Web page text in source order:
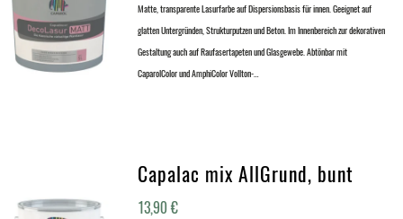
Matte, transparente Lasurfarbe auf Dispersionsbasis für innen. Geeignet auf
glatten Untergründen, Strukturputzen und Beton. Im Innenbereich zur dekorativen
Gestaltung auch auf Raufasertapeten und Glasgewebe. Abtönbar mit
CaparolColor und AmphiColor Vollton-…
Capalac mix AllGrund, bunt
13,90€